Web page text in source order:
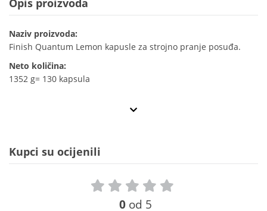
Opis proizvoda
Naziv proizvoda:
Finish Quantum Lemon kapusle za strojno pranje posuđa.
Neto količina:
1352 g= 130 kapsula
Kupci su ocijenili
0 od 5